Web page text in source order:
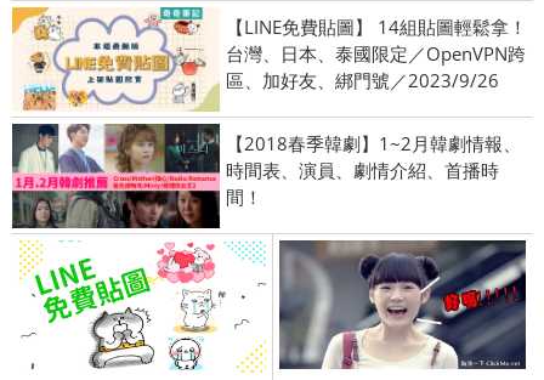
【LINE免費貼圖】 14組貼圖輕鬆拿！
台灣、日本、泰國限定／OpenVPN跨
區、加好友、綁門號／2023/9/26
【2018春季韓劇】1~2月韓劇情報、
時間表、演員、劇情介紹、首播時
間！